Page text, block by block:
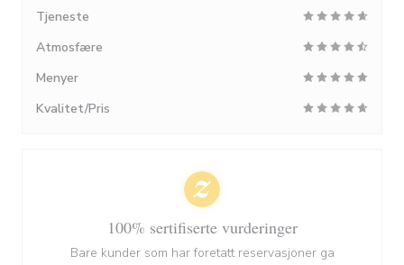
Tjeneste
Atmosfære
Menyer
Kvalitet/Pris
100% sertifiserte vurderinger
Bare kunder som har foretatt reservasjoner ga